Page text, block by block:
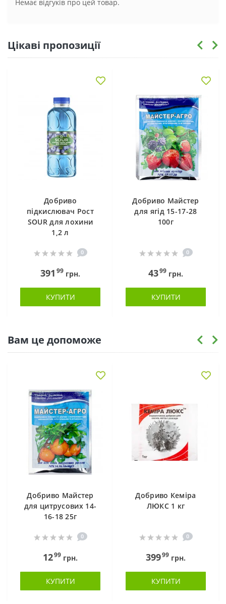
Немає відгуків про цей товар.
Цікаві пропозиції
Добриво
підкислювач Рост
SOUR для лохини
1,2 л
0
391 99 грн.
КУПИТИ
Добриво Майстер
для ягід 15-17-28
100г
0
4399 грн.
КУПИТИ
Вам це допоможе
Добриво Майстер
для цитрусових 14-
16-18 25г
0
1299 грн.
КУПИТИ
Добриво Кеміра
ЛЮКС 1 кг
0
39999 грн.
КУПИТИ